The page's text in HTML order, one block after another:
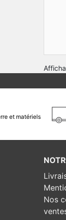
et matériels
Nos